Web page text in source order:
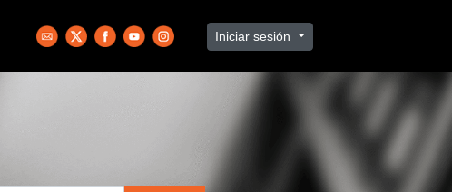
Iniciar sesión